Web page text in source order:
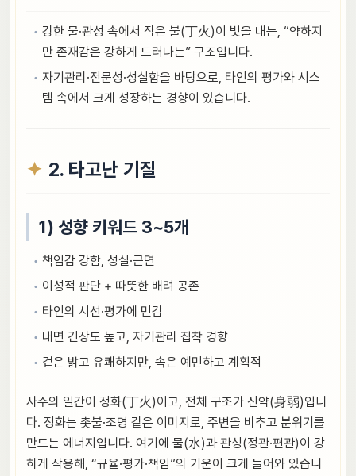
강한 물·관성 속에서 작은 불(丁火)이 빛을 내는, “약하지
만 존재감은 강하게 드러나는” 구조입니다.
자기관리·전문성·성실함을 바탕으로, 타인의 평가와 시스
템 속에서 크게 성장하는 경향이 있습니다.
2. 타고난 기질
1) 성향 키워드 3~5개
책임감 강함, 성실·근면
이성적 판단 + 따뜻한 배려 공존
타인의 시선·평가에 민감
내면 긴장도 높고, 자기관리 집착 경향
겉은 밝고 유쾌하지만, 속은 예민하고 계획적
사주의 일간이 정화(丁火)이고, 전체 구조가 신약(身弱)입니
다. 정화는 촛불·조명 같은 이미지로, 주변을 비추고 분위기를
만드는 에너지입니다. 여기에 물(水)과 관성(정관·편관)이 강
하게 작용해, “규율·평가·책임”의 기운이 크게 들어와 있습니